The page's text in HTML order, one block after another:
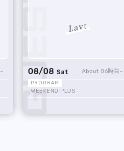
Lavt
08/08 Sat 06時台
WEEKEND PLUS